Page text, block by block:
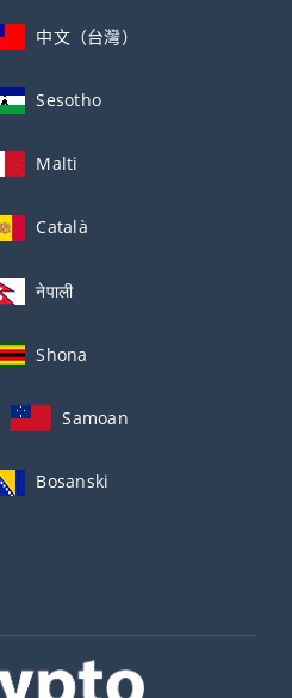
中文（台灣）
Sesotho
Malti
Català
नेपाली
Shona
Samoan
Bosanski